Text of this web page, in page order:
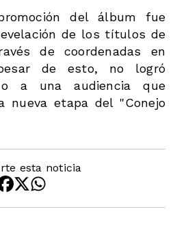
del álbum fue
de los títulos de
de coordenadas en
de esto, no logró
a una audiencia que
nueva etapa del "Conejo
esta noticia